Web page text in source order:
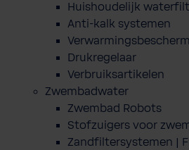
Huishoudelijk
Anti-kalk systemen
Drukregelaar
Verbruiksartikelen
Zwembadwater
Zwembad Robots
Stofzuigers voor
Zandfiltersystemen |